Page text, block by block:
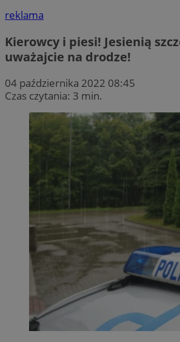
reklama
Kierowcy i piesi! Jesienią
uważajcie na drodze!
04 października 2022 08:45
Czas czytania: 3 min.